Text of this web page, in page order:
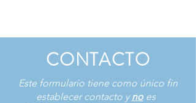
CONTACTO
Este formulario tiene como único fin
establecer contacto ynoes